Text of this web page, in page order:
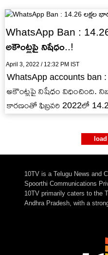
WhatsApp Ban :
అకౌంట్లపై నిషేధం..!
April 3, 2022 / 12:32 PM IST
WhatsApp accounts
అకౌంట్లపై నిషేధం విధించింది.
కారణంతో ఫిబ్రవరి 2022లో
10TV is a Telugu News and
Spoorthi Communications
10TV primarily caters to the
Andhra Pradesh, with a